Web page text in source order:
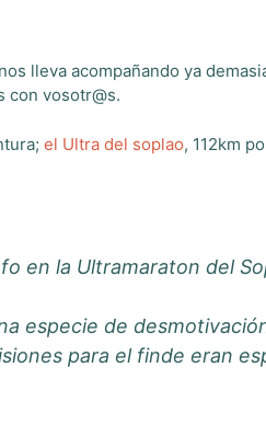
lleva acompañando ya
con vosotr@s.
el Ultra del soplao, 112km
en la Ultramaraton del
especie de
para el finde eran